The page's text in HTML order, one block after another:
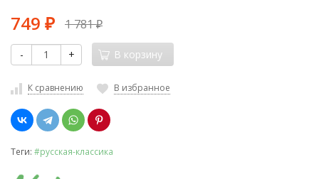
749 ₽ 1 781₽
- + В корзину
К сравнению В избранное
Теги: #русская-классика